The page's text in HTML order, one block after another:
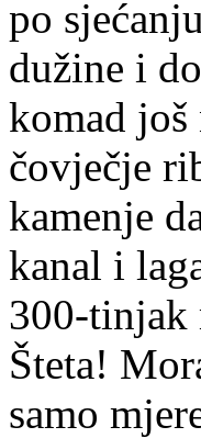
po
dužine i
komad još
čovječje
kamenje
kanal i
300-tinjak
Šteta!
samo